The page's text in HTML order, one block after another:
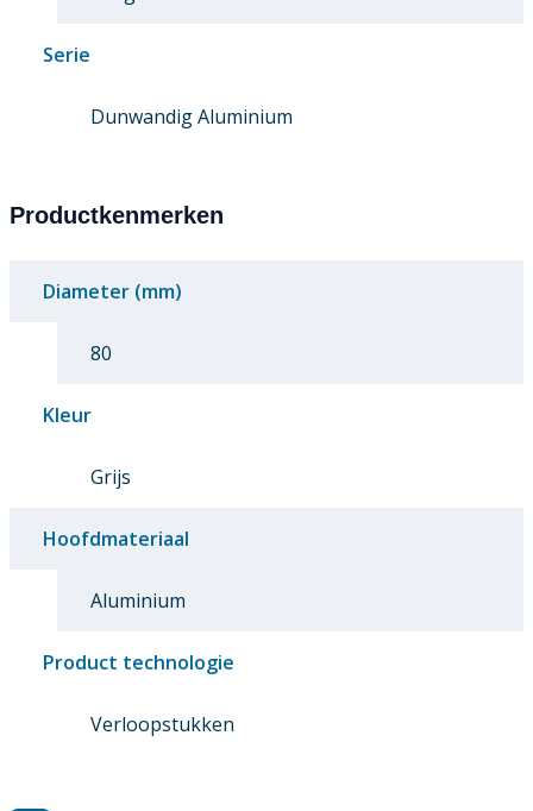
Serie
Dunwandig Aluminium
Productkenmerken
Diameter (mm)
80
Kleur
Grijs
Hoofdmateriaal
Aluminium
Product technologie
Verloopstukken